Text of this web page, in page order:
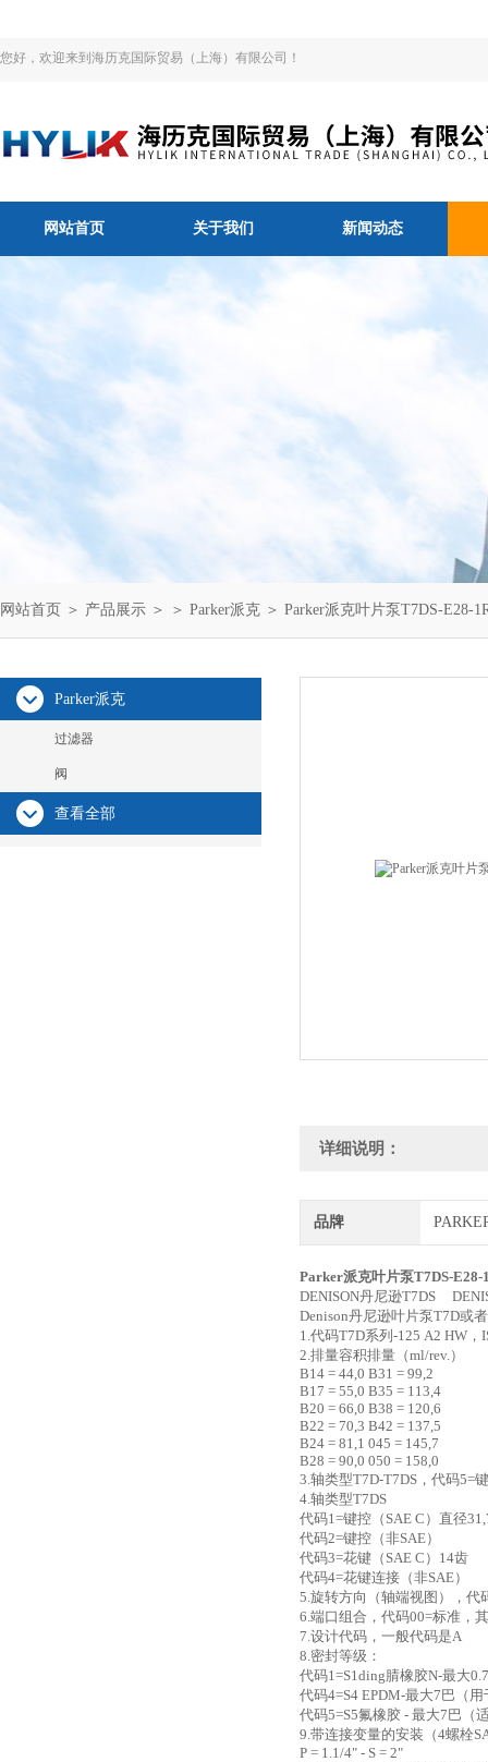
您好，欢迎来到海历克国际贸易（上海）有限公司！
网站首页 关于我们 新闻动态
网站首页 ＞ 产品展示 ＞ ＞ Parker派克 ＞ Parker派克叶片泵T7DS-E28-
Parker派克
过滤器
阀
查看全部
详细说明：
品牌
Parker派克叶片泵T7DS-
DENISON丹尼逊T7DS
Denison丹尼逊叶片泵T7D或
1.代码T7D系列-125 A2 HW
2.排量容积排量（ml/rev.）
B14 = 44,0 B31 = 99,2
B17 = 55,0 B35 = 113,4
B20 = 66,0 B38 = 120,6
B22 = 70,3 B42 = 137,5
B24 = 81,1 045 = 145,7
B28 = 90,0 050 = 158,0
3.轴类型T7D-T7DS，代码5=
4.轴类型T7DS
代码1=键控（SAE C）直径
代码2=键控（非SAE）
代码3=花键（SAE C）14齿
代码4=花键连接（非SAE）
5.旋转方向（轴端视图），代
6.端口组合，代码00=标准，
7.设计代码，一般代码是A
8.密封等级：
代码1=S1ding腈橡胶N-最大
代码4=S4 EPDM-最大7巴（
代码5=S5氟橡胶 - 最大7巴（
9.带连接变量的安装（4螺栓
P = 1.1/4" - S = 2"